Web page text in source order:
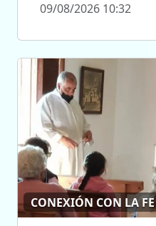
09/08/2026 10:32
CONEXIÓN CON LA FE